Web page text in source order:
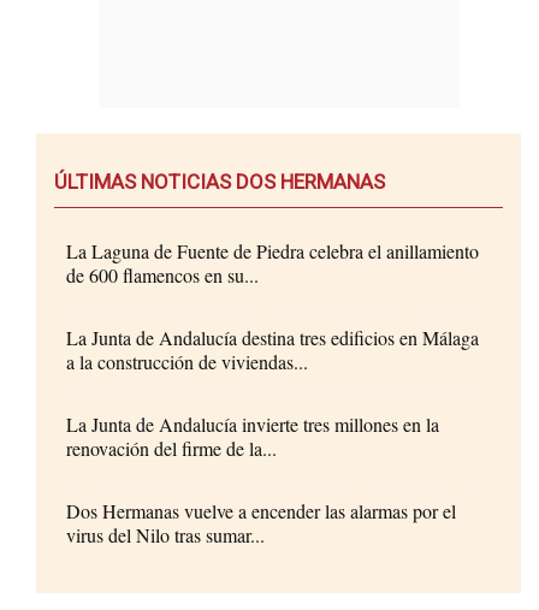
ÚLTIMAS NOTICIAS DOS HERMANAS
La Laguna de Fuente de Piedra celebra el anillamiento
de 600 flamencos en su...
La Junta de Andalucía destina tres edificios en Málaga
a la construcción de viviendas...
La Junta de Andalucía invierte tres millones en la
renovación del firme de la...
Dos Hermanas vuelve a encender las alarmas por el
virus del Nilo tras sumar...